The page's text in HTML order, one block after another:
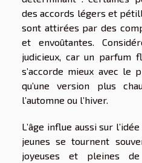
des accords légers et
sont attirées par des
et envoûtantes.
judicieux, car un parfum
s’accorde mieux avec le
qu’une version plus
l’automne ou l’hiver.
L’âge influe aussi sur
jeunes se tournent
joyeuses et pleines